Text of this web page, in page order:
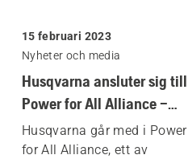
15 februari 2023
Nyheter och media
Husqvarna ansluter sig till
Power for All Alliance –
samma batteri till alla
verktyg och redskap
Husqvarna går med i Power
for All Alliance, ett av